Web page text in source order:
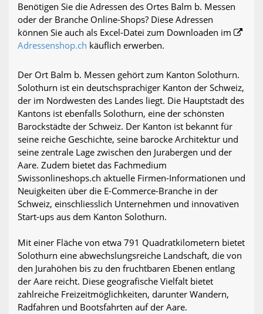
Benötigen Sie die Adressen des Ortes Balm b. Messen
oder der Branche Online-Shops? Diese Adressen
können Sie auch als Excel-Datei zum Downloaden im
Adressenshop.ch käuflich erwerben.
Der Ort Balm b. Messen gehört zum Kanton Solothurn.
Solothurn ist ein deutschsprachiger Kanton der Schweiz,
der im Nordwesten des Landes liegt. Die Hauptstadt des
Kantons ist ebenfalls Solothurn, eine der schönsten
Barockstädte der Schweiz. Der Kanton ist bekannt für
seine reiche Geschichte, seine barocke Architektur und
seine zentrale Lage zwischen den Jurabergen und der
Aare. Zudem bietet das Fachmedium
Swissonlineshops.ch aktuelle Firmen-Informationen und
Neuigkeiten über die E-Commerce-Branche in der
Schweiz, einschliesslich Unternehmen und innovativen
Start-ups aus dem Kanton Solothurn.
Mit einer Fläche von etwa 791 Quadratkilometern bietet
Solothurn eine abwechslungsreiche Landschaft, die von
den Jurahöhen bis zu den fruchtbaren Ebenen entlang
der Aare reicht. Diese geografische Vielfalt bietet
zahlreiche Freizeitmöglichkeiten, darunter Wandern,
Radfahren und Bootsfahrten auf der Aare.